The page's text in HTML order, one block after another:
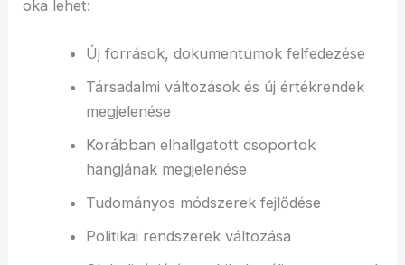
oka lehet:
Új források, dokumentumok felfedezése
Társadalmi változások és új értékrendek
megjelenése
Korábban elhallgatott csoportok
hangjának megjelenése
Tudományos módszerek fejlődése
Politikai rendszerek változása